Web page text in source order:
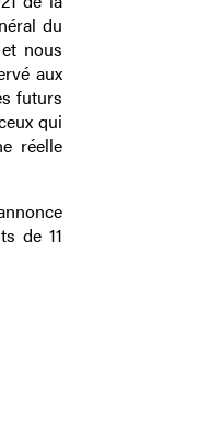
du
nous
aux
futurs
qui
réelle
de 11